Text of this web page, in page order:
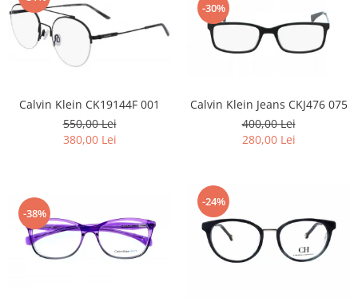
Calvin Klein CK19144F 001
550,00 Lei
380,00 Lei
-30%
Calvin Klein Jeans CKJ476 075
400,00 Lei
280,00 Lei
-38%
-24%